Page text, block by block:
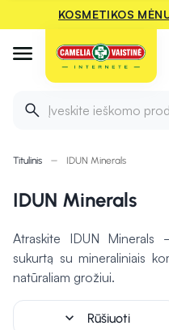
KOSMETIKOS
Įveskite ieškomo
Titulinis IDUN Minerals
IDUN Minerals
Atraskite IDUN Minerals
sukurtą su mineraliniais
natūraliam grožiui.
expand_more Rūšiuoti